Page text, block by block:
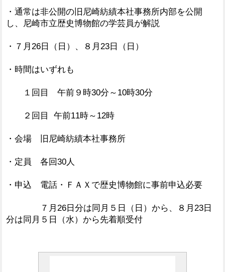
・通常は非公開の旧尼崎紡績本社事務所内部を公開
し、尼崎市立歴史博物館の学芸員が解説
・７月26日（日）、８月23日（日）
・時間はいずれも
１回目 午前９時30分～10時30分
２回目 午前11時～12時
・会場 旧尼崎紡績本社事務所
・定員 各回30人
・申込 電話・ＦＡＸで歴史博物館に事前申込必要
７月26日分は同月５日（日）から、８月23日
分は同月５日（水）から先着順受付